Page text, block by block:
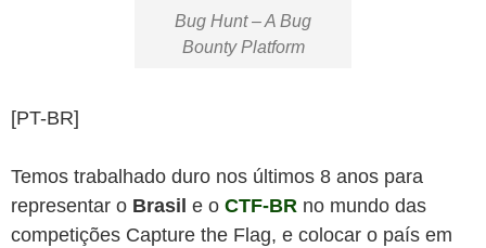
Bug Hunt – A Bug
Bounty Platform
[PT-BR]
Temos trabalhado duro nos últimos 8 anos para
representar o Brasil e o CTF-BR no mundo das
competições Capture the Flag, e colocar o país em